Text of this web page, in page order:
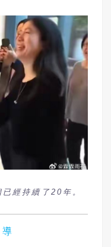
經持續了20年。